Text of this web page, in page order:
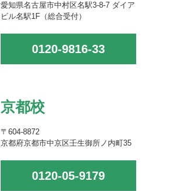
愛知県名古屋市中村区名駅3-8-7 ダイア
ビル名駅1F（総合受付）
0120-9816-33
京都校
〒604-8872
京都府京都市中京区壬生御所ノ内町35
0120-05-9179